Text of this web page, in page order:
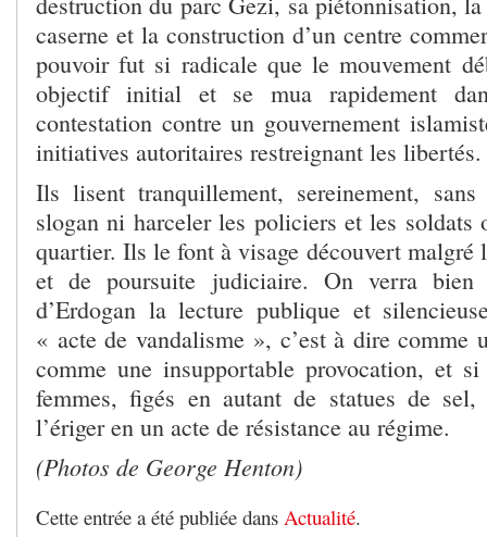
caserne et la construction d’un centre
pouvoir fut si radicale que le mouvement
objectif initial et se mua rapidement
contestation contre un gouvernement
initiatives autoritaires restreignant les libertés.
Ils lisent tranquillement, sereinement,
slogan ni harceler les policiers et les soldats
quartier. Ils le font à visage découvert malgré
et de poursuite judiciaire. On verra
d’Erdogan la lecture publique et
« acte de vandalisme », c’est à dire comme
comme une insupportable provocation, et
femmes, figés en autant de statues de
l’ériger en un acte de résistance au régime.
(Photos de George Henton)
Cette entrée a été publiée dans Actualité.